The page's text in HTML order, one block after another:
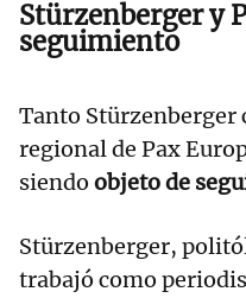
Stürzenberger y
seguimiento
Tanto Stürzenberger
regional de Pax
siendo objeto de
Stürzenberger,
trabajó como